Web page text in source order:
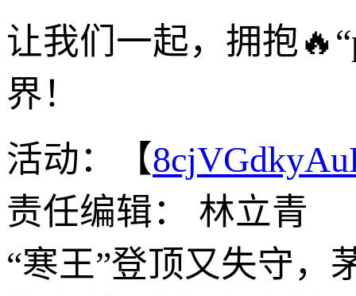
让我们一起，拥抱
界！
活动：【
责任编辑： 林立青
“寒王”登顶又失守，